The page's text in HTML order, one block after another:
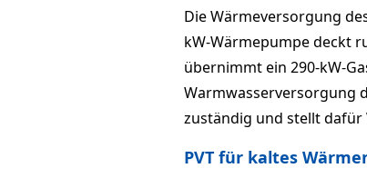
Die Wärmeversorgung
kW-Wärmepumpe deckt
übernimmt ein 290-kW-
Warmwasserversorgung
zuständig und stellt dafür
PVT für kaltes